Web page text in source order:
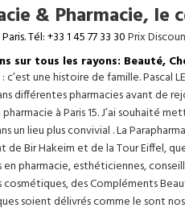
& Pharmacie, le
Tél: +33 1 45 77 33 30Prix
tous les rayons: Beauté,
une histoire de famille.
différentes pharmacies avant de
à Paris 15. J’ai souhaité
lieu plus convivial . La
Bir Hakeim et de la Tour Eiffel,
pharmacie, esthéticiennes,
cosmétiques, des Compléments
soient délivrés comme le sont